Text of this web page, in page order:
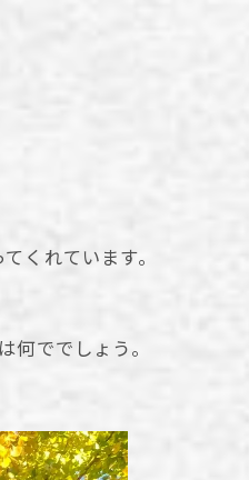
くれています。
ででしょう。